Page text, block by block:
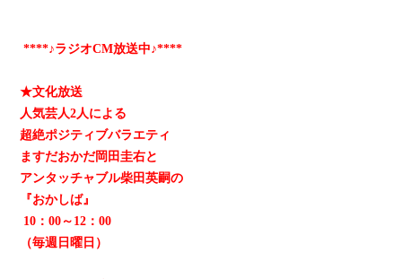
****♪ラジオCM放送中♪****
★文化放送
人気芸人2人による
超絶ポジティブバラエティ
ますだおかだ岡田圭右と
アンタッチャブル柴田英嗣の
『おかしば』
10：00～12：00
（毎週日曜日）